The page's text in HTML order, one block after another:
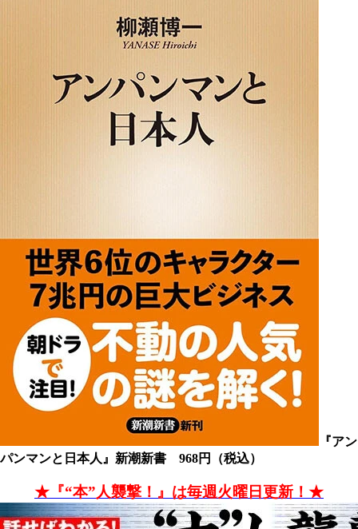
『アン
パンマンと日本人』新潮新書 968円（税込）
★『“本”人襲撃！』は毎週火曜日更新！★